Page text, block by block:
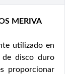
MERIVA
utilizado en
de disco duro
proporcionar